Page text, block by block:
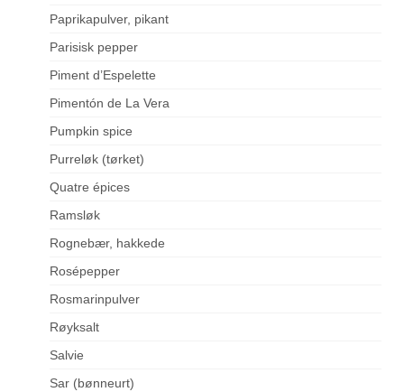
Paprikapulver, pikant
Parisisk pepper
Piment d’Espelette
Pimentón de La Vera
Pumpkin spice
Purreløk (tørket)
Quatre épices
Ramsløk
Rognebær, hakkede
Rosépepper
Rosmarinpulver
Røyksalt
Salvie
Sar (bønneurt)